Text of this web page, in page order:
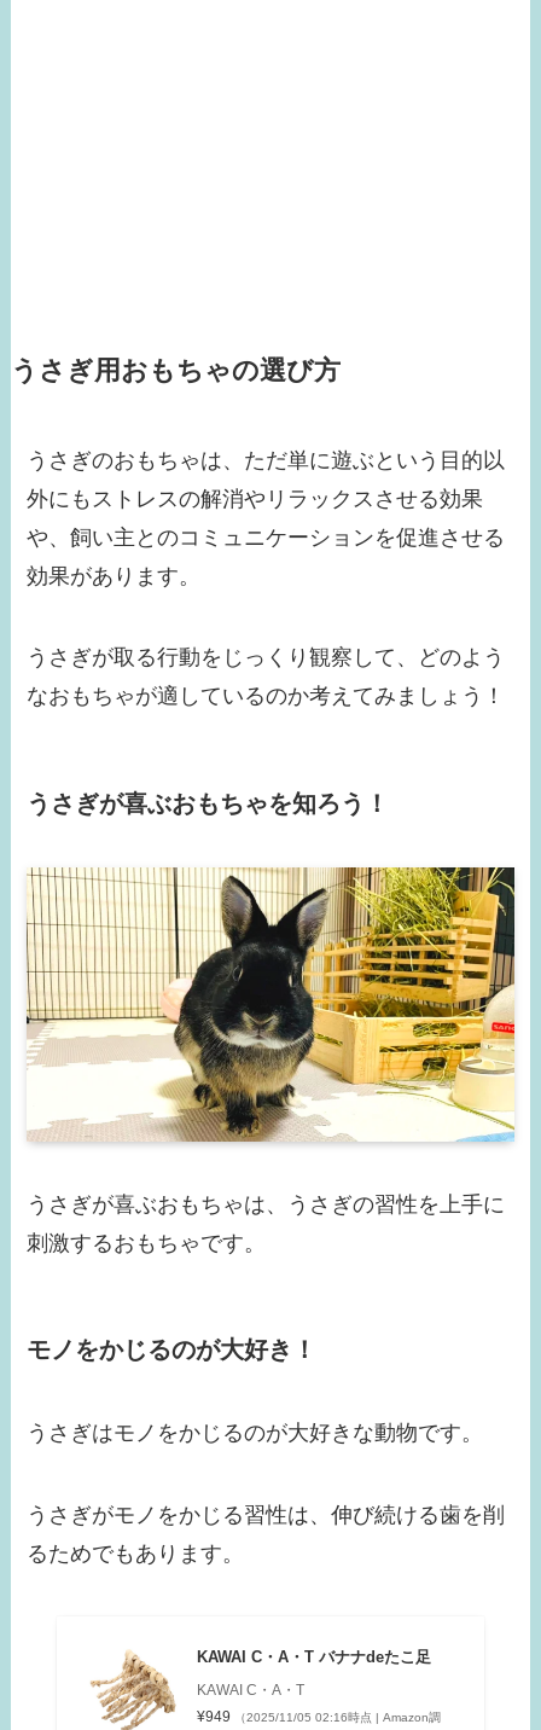
うさぎ用おもちゃの選び方
うさぎのおもちゃは、ただ単に遊ぶという目的以
外にもストレスの解消やリラックスさせる効果
や、飼い主とのコミュニケーションを促進させる
効果があります。
うさぎが取る行動をじっくり観察して、どのよう
なおもちゃが適しているのか考えてみましょう！
うさぎが喜ぶおもちゃを知ろう！
うさぎが喜ぶおもちゃは、うさぎの習性を上手に
刺激するおもちゃです。
モノをかじるのが大好き！
うさぎはモノをかじるのが大好きな動物です。
うさぎがモノをかじる習性は、伸び続ける歯を削
るためでもあります。
KAWAI C・A・T バナナdeたこ足
KAWAI C・A・T
¥949
（2025/11/05 02:16時点 | Amazon調